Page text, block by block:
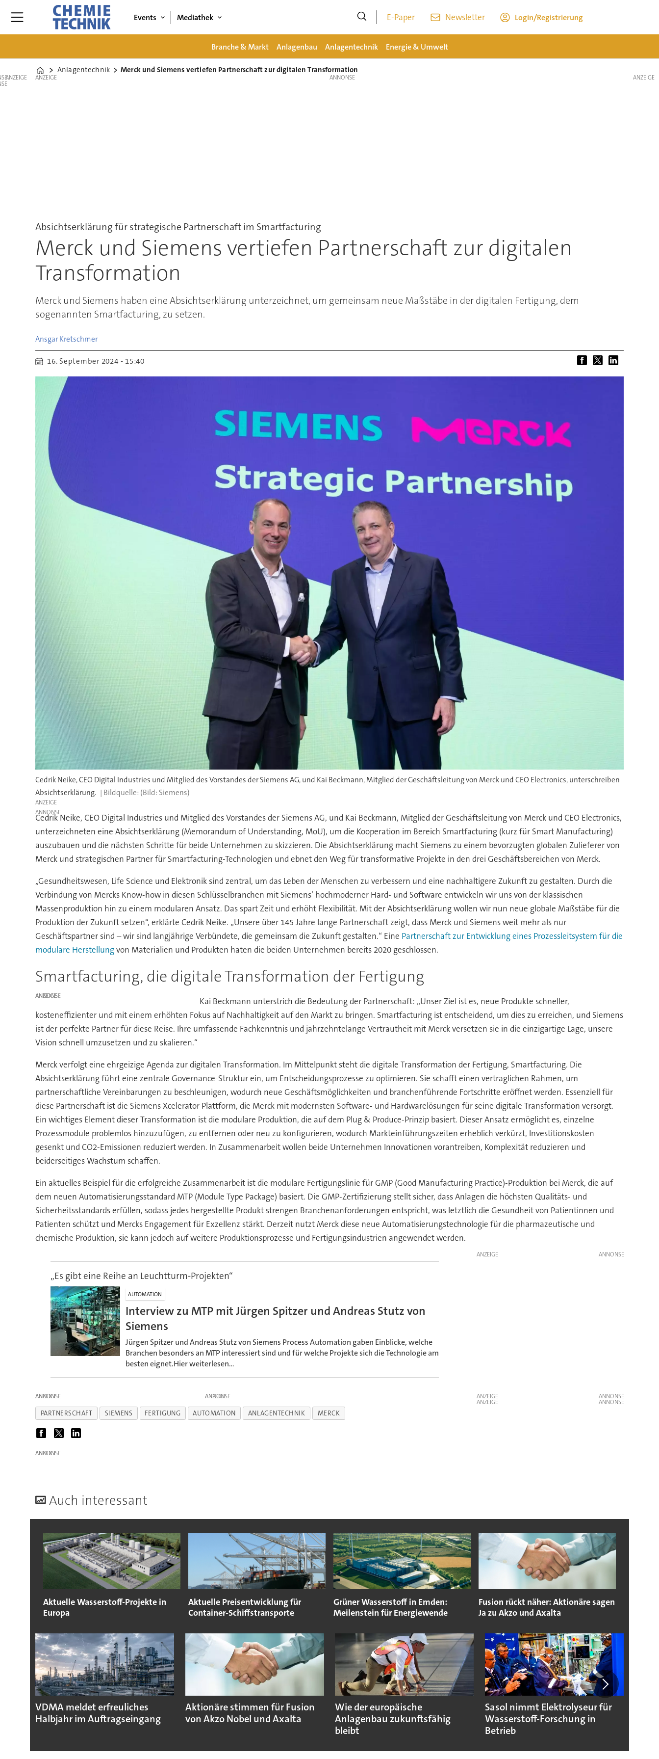
Events Mediathek E-Paper Newsletter Login/Registrierung
Branche & Markt Anlagenbau Anlagentechnik Energie & Umwelt
Home
Anlagentechnik Merck und Siemens vertiefen Partnerschaft zur digitalen Transformation
ANZEIGE ANZEIGE
Absichtserklärung für strategische Partnerschaft im Smartfacturing
Merck und Siemens vertiefen Partnerschaft zur digitalen
Transformation
Merck und Siemens haben eine Absichtserklärung unterzeichnet, um gemeinsam neue Maßstäbe in der digitalen Fertigung, dem
sogenannten Smartfacturing, zu setzen.
Ansgar Kretschmer
16. September 2024 - 15:40
Cedrik Neike, CEO Digital Industries und Mitglied des Vorstandes der Siemens AG, und Kai Beckmann, Mitglied der Geschäftsleitung von Merck und CEO Electronics, unterschreiben
Absichtserklärung.
(Bild: Siemens)
ANZEIGE
Cedrik Neike, CEO Digital Industries und Mitglied des Vorstandes der Siemens AG, und Kai Beckmann, Mitglied der Geschäftsleitung von Merck und CEO Electronics,
unterzeichneten eine Absichtserklärung (Memorandum of Understanding, MoU), um die Kooperation im Bereich Smartfacturing (kurz für Smart Manufacturing)
auszubauen und die nächsten Schritte für beide Unternehmen zu skizzieren. Die Absichtserklärung macht Siemens zu einem bevorzugten globalen Zulieferer von
Merck und strategischen Partner für Smartfacturing-Technologien und ebnet den Weg für transformative Projekte in den drei Geschäftsbereichen von Merck.
„Gesundheitswesen, Life Science und Elektronik sind zentral, um das Leben der Menschen zu verbessern und eine nachhaltigere Zukunft zu gestalten. Durch die
Verbindung von Mercks Know-how in diesen Schlüsselbranchen mit Siemens’ hochmoderner Hard- und Software entwickeln wir uns von der klassischen
Massenproduktion hin zu einem modularen Ansatz. Das spart Zeit und erhöht Flexibilität. Mit der Absichtserklärung wollen wir nun neue globale Maßstäbe für die
Produktion der Zukunft setzen“, erklärte Cedrik Neike. „Unsere über 145 Jahre lange Partnerschaft zeigt, dass Merck und Siemens weit mehr als nur
Geschäftspartner sind – wir sind langjährige Verbündete, die gemeinsam die Zukunft gestalten.“ Eine Partnerschaft zur Entwicklung eines Prozessleitsystem für die
modulare Herstellungvon Materialien und Produkten haten die beiden Unternehmen bereits 2020 geschlossen.
Smartfacturing, die digitale Transformation der Fertigung
ANZEIGE
Kai Beckmann unterstrich die Bedeutung der Partnerschaft: „Unser Ziel ist es, neue Produkte schneller,
kosteneffizienter und mit einem erhöhten Fokus auf Nachhaltigkeit auf den Markt zu bringen. Smartfacturing ist entscheidend, um dies zu erreichen, und Siemens
ist der perfekte Partner für diese Reise. Ihre umfassende Fachkenntnis und jahrzehntelange Vertrautheit mit Merck versetzen sie in die einzigartige Lage, unsere
Vision schnell umzusetzen und zu skalieren.“
Merck verfolgt eine ehrgeizige Agenda zur digitalen Transformation. Im Mittelpunkt steht die digitale Transformation der Fertigung, Smartfacturing. Die
Absichtserklärung führt eine zentrale Governance-Struktur ein, um Entscheidungsprozesse zu optimieren. Sie schafft einen vertraglichen Rahmen, um
partnerschaftliche Vereinbarungen zu beschleunigen, wodurch neue Geschäftsmöglichkeiten und branchenführende Fortschritte eröffnet werden. Essenziell für
diese Partnerschaft ist die Siemens Xcelerator Plattform, die Merck mit modernsten Software- und Hardwarelösungen für seine digitale Transformation versorgt.
Ein wichtiges Element dieser Transformation ist die modulare Produktion, die auf dem Plug & Produce-Prinzip basiert. Dieser Ansatz ermöglicht es, einzelne
Prozessmodule problemlos hinzuzufügen, zu entfernen oder neu zu konfigurieren, wodurch Markteinführungszeiten erheblich verkürzt, Investitionskosten
gesenkt und CO2-Emissionen reduziert werden. In Zusammenarbeit wollen beide Unternehmen Innovationen vorantreiben, Komplexität reduzieren und
beiderseitiges Wachstum schaffen.
Ein aktuelles Beispiel für die erfolgreiche Zusammenarbeit ist die modulare Fertigungslinie für GMP (Good Manufacturing Practice)-Produktion bei Merck, die auf
dem neuen Automatisierungsstandard MTP (Module Type Package) basiert. Die GMP-Zertifizierung stellt sicher, dass Anlagen die höchsten Qualitäts- und
Sicherheitsstandards erfüllen, sodass jedes hergestellte Produkt strengen Branchenanforderungen entspricht, was letztlich die Gesundheit von Patientinnen und
Patienten schützt und Mercks Engagement für Exzellenz stärkt. Derzeit nutzt Merck diese neue Automatisierungstechnologie für die pharmazeutische und
chemische Produktion, sie kann jedoch auf weitere Produktionsprozesse und Fertigungsindustrien angewendet werden.
ANZEIGE
„Es gibt eine Reihe an Leuchtturm-Projekten“
AUTOMATION
Interview zu MTP mit Jürgen Spitzer und Andreas Stutz von
Siemens
Jürgen Spitzer und Andreas Stutz von Siemens Process Automation gaben Einblicke, welche
Branchen besonders an MTP interessiert sind und für welche Projekte sich die Technologie am
besten eignet.Hier weiterlesen...
ANZEIGE ANZEIGE
ANZEIGE
ANZEIGE
PARTNERSCHAFT SIEMENS FERTIGUNG AUTOMATION ANLAGENTECHNIK MERCK
ANZEIGE
Auch interessant
Aktuelle Wasserstoff-Projekte in
Europa
Aktuelle Preisentwicklung für
Container-Schiffstransporte
Grüner Wasserstoff in Emden:
Meilenstein für Energiewende
Fusion rückt näher: Aktionäre sagen
Ja zu Akzo und Axalta
VDMA meldet erfreuliches
Halbjahr im Auftragseingang
Aktionäre stimmen für Fusion
von Akzo Nobel und Axalta
Wie der europäische
Anlagenbau zukunftsfähig
bleibt
Sasol nimmt Elektrolyseur für
Wasserstoff-Forschung in
Betrieb
ANZEIGE